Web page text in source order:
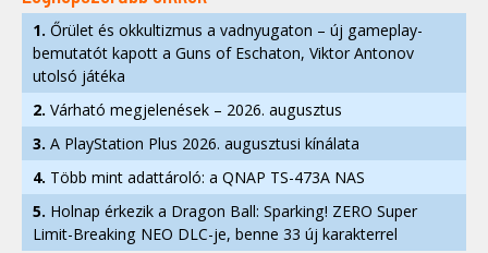
1. Őrület és okkultizmus a vadnyugaton – új gameplay-
bemutatót kapott a Guns of Eschaton, Viktor Antonov
utolsó játéka
2. Várható megjelenések – 2026. augusztus
3. A PlayStation Plus 2026. augusztusi kínálata
4. Több mint adattároló: a QNAP TS-473A NAS
5. Holnap érkezik a Dragon Ball: Sparking! ZERO Super
Limit-Breaking NEO DLC-je, benne 33 új karakterrel